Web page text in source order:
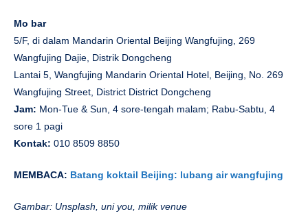
Mo bar
5/F, di dalam Mandarin Oriental Beijing Wangfujing, 269
Wangfujing Dajie, Distrik Dongcheng
Lantai 5, Wangfujing Mandarin Oriental Hotel, Beijing, No. 269
Wangfujing Street, District District Dongcheng
Jam: Mon-Tue & Sun, 4 sore-tengah malam; Rabu-Sabtu, 4
sore 1 pagi
Kontak: 010 8509 8850
MEMBACA: Batang koktail Beijing: lubang air wangfujing
Gambar: Unsplash, uni you, milik venue